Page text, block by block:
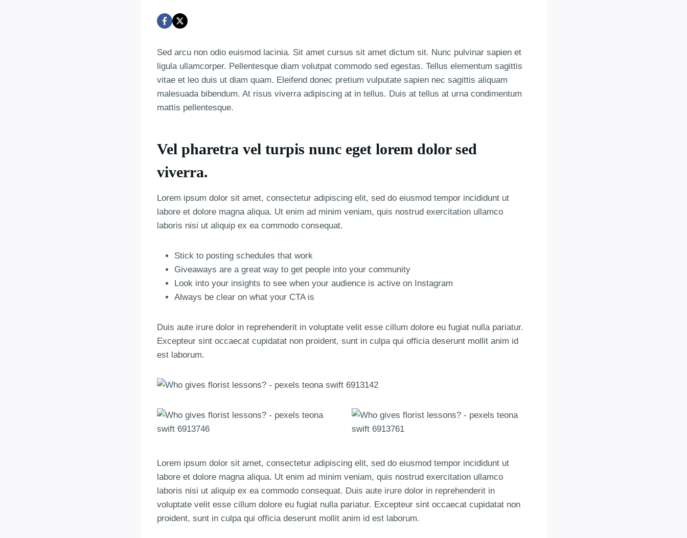
Sed arcu non odio euismod lacinia. Sit amet cursus sit amet dictum sit. Nunc pulvinar sapien et
ligula ullamcorper. Pellentesque diam volutpat commodo sed egestas. Tellus elementum sagittis
vitae et leo duis ut diam quam. Eleifend donec pretium vulputate sapien nec sagittis aliquam
malesuada bibendum. At risus viverra adipiscing at in tellus. Duis at tellus at urna condimentum
mattis pellentesque.
Vel pharetra vel turpis nunc eget lorem dolor sed
viverra.
Lorem ipsum dolor sit amet, consectetur adipiscing elit, sed do eiusmod tempor incididunt ut
labore et dolore magna aliqua. Ut enim ad minim veniam, quis nostrud exercitation ullamco
laboris nisi ut aliquip ex ea commodo consequat.
Stick to posting schedules that work
Giveaways are a great way to get people into your community
Look into your insights to see when your audience is active on Instagram
Always be clear on what your CTA is
Duis aute irure dolor in reprehenderit in voluptate velit esse cillum dolore eu fugiat nulla pariatur.
Excepteur sint occaecat cupidatat non proident, sunt in culpa qui officia deserunt mollit anim id
est laborum.
Lorem ipsum dolor sit amet, consectetur adipiscing elit, sed do eiusmod tempor incididunt ut
labore et dolore magna aliqua. Ut enim ad minim veniam, quis nostrud exercitation ullamco
laboris nisi ut aliquip ex ea commodo consequat. Duis aute irure dolor in reprehenderit in
voluptate velit esse cillum dolore eu fugiat nulla pariatur. Excepteur sint occaecat cupidatat non
proident, sunt in culpa qui officia deserunt mollit anim id est laborum.